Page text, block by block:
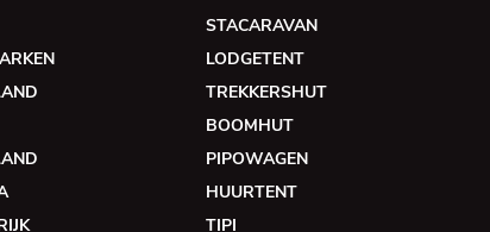
STACARAVAN
LODGETENT
TREKKERSHUT
BOOMHUT
PIPOWAGEN
HUURTENT
TIPI